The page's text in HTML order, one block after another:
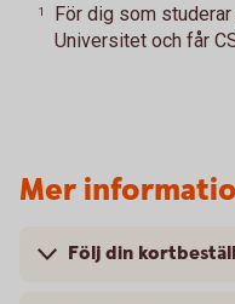
1
För dig som
Universitet och får
Mer
Följ din